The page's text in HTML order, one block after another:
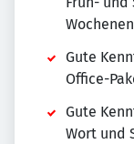
Gute
Office-
Gute
Wort und